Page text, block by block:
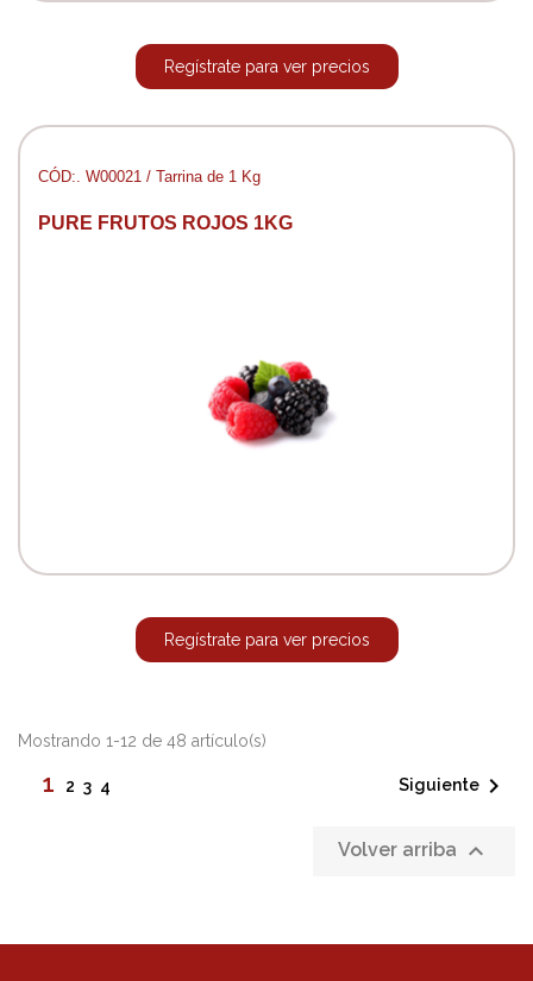
Regístrate para ver precios
CÓD:. W00021 / Tarrina de 1 Kg
PURE FRUTOS ROJOS 1KG
Regístrate para ver precios
Mostrando 1-12 de 48 artículo(s)
1 2 3 4 Siguiente 
Volver arriba 